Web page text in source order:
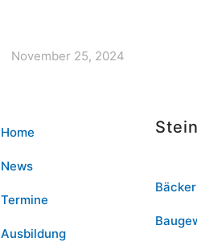
November 25, 2024
Home
News
Termine
Ausbildung
Bäcker